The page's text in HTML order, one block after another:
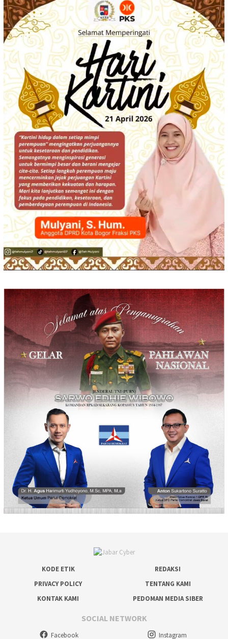
KODE ETIK
REDAKSI
PRIVACY POLICY
TENTANG KAMI
KONTAK KAMI
PEDOMAN MEDIA SIBER
SOCIAL NETWORK
Facebook Instagram